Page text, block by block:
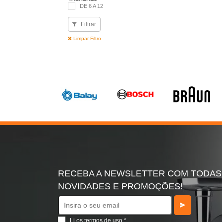
DE 6 A 12
Filtrar
Limpar Filtro
RECEBA A NEWSLETTER COM
NOVIDADES E PROMOÇÕES!